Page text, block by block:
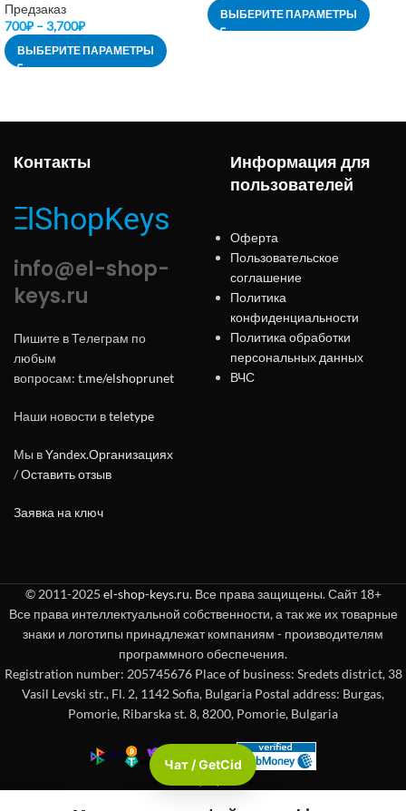
Предзаказ
700₽ –3,700₽
ВЫБЕРИТЕ ПАРАМЕТРЫ
ВЫБЕРИТЕ ПАРАМЕТРЫ
Контакты
info@el-shop-
keys.ru
Пишите в Телеграм по
любым
вопросам: t.me/elshoprunet
Наши новости вteletype
Мы вYandex.Организациях
/Оставить отзыв
Заявка на ключ
Информация для
пользователей
Оферта
Пользовательское
соглашение
Политика
конфиденциальности
Политика обработки
персональных данных
ВЧС
© 2011-2025 el-shop-keys.ru. Все права защищены. Сайт 18+
Все права интеллектуальной собственности, а так же их товарные
знаки и логотипы принадлежат компаниям - производителям
программного обеспечения.
Registration number: 205745676 Place of business: Sredets district, 38
Vasil Levski str., Fl. 2, 1142 Sofia, Bulgaria Postal address: Burgas,
Pomorie, Ribarska st. 8, 8200, Pomorie, Bulgaria
Чат / GetCid